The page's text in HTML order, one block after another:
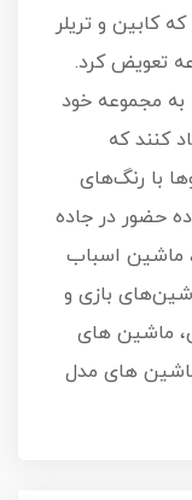
کابین و تریلر
تعویض کرد.
به مجموعه خود
کنند که
با رنگ‌های
حضور در جاده
کامل، ماشین اسباب
بازی و
ماشین های
ماشین های مدل